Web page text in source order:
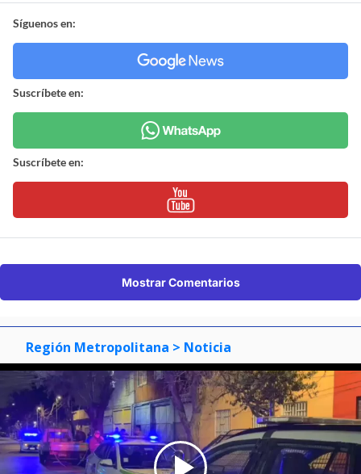
Síguenos en:
Suscríbete en:
Suscríbete en:
Mostrar Comentarios
Región Metropolitana > Noticia